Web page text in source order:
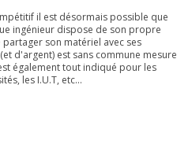
il est désormais possible que
ingénieur dispose de son propre
son matériel avec ses
d'argent) est sans commune mesure
également tout indiqué pour les
les I.U.T, etc...